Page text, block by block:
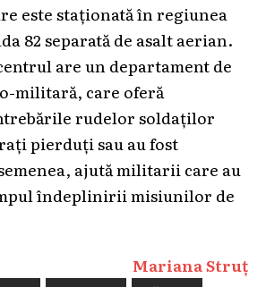
este staționată în regiunea
82 separată de asalt aerian.
are un departament de
militară, care oferă
rudelor soldaților
pierduți sau au fost
ajută militarii care au
îndeplinirii misiunilor de
Mariana Struț